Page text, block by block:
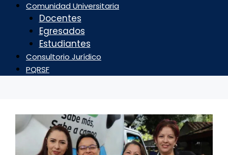
Comunidad Universitaria
Docentes
Egresados
Estudiantes
Consultorio Jurídico
PQRSF